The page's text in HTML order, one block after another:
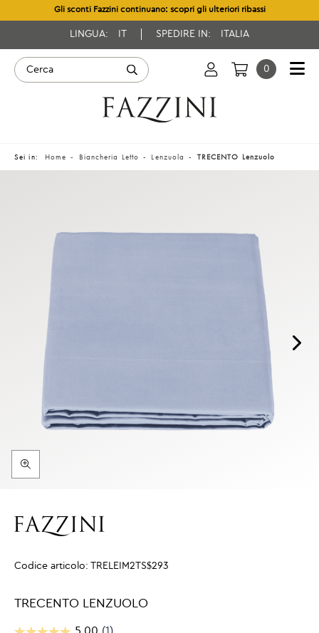
Gli sconti Fazzini continuano: scopri gli ulteriori ribassi
LINGUA: SPEDIRE IN: ITALIA
0
Sei in: Home Biancheria Letto Lenzuola TRECENTO Lenzuolo
Codice articolo: TRELEIM2TS$293
TRECENTO LENZUOLO